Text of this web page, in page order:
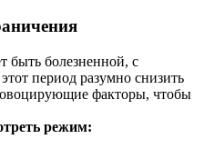
болезненной, с
период разумно снизить
факторы, чтобы
режим: